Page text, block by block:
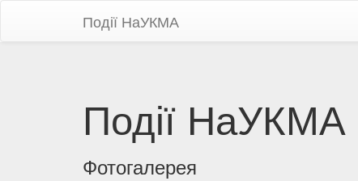
Події НаУКМА
Події НаУКМА
Фотогалерея